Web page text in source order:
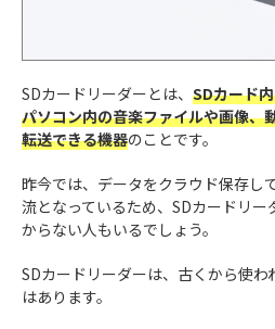
SDカードリーダーとは、 SDカード
パソコン内の音楽ファイルや画像、
転送できる機器のことです。
昨今では、データをクラウド保存し
流となっているため、SDカードリ
からない人もいるでしょう。
SDカードリーダーは、古くから使
はあります。